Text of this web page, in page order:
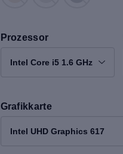
Prozessor
Intel Core i5 1.6 GHz
Grafikkarte
Intel UHD Graphics 617